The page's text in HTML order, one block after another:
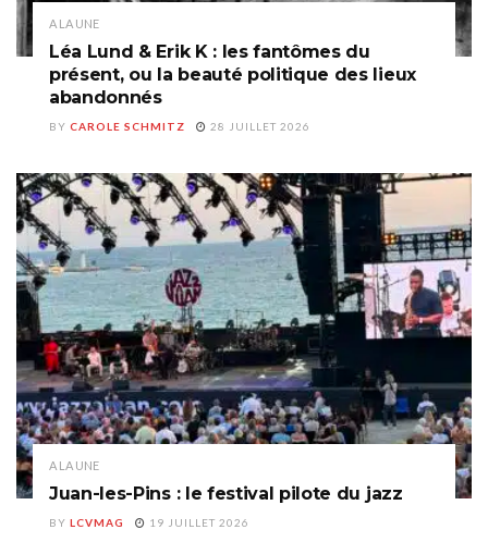
A LA UNE
Léa Lund & Erik K : les fantômes du
présent, ou la beauté politique des lieux
abandonnés
BY CAROLE SCHMITZ 28 JUILLET 2026
A LA UNE
Juan-les-Pins : le festival pilote du jazz
BY LCVMAG 19 JUILLET 2026